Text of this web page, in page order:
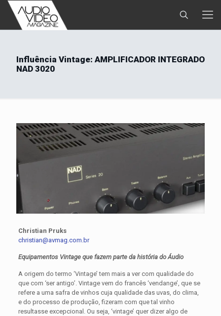
Influência Vintage: AMPLIFICADOR INTEGRADO
NAD 3020
Christian Pruks
christian@avmag.com.br
Equipamentos Vintage que fazem parte da história do Áudio
A origem do termo ‘Vintage’ tem mais a ver com qualidade do
que com ‘ser antigo’. Vintage vem do francês ‘vendange’, que se
refere a uma safra de vinhos cuja qualidade das uvas, do clima,
e do processo de produção, fizeram com que tal vinho
resultasse excepcional. Ou seja, ‘vintage’ quer dizer algo de